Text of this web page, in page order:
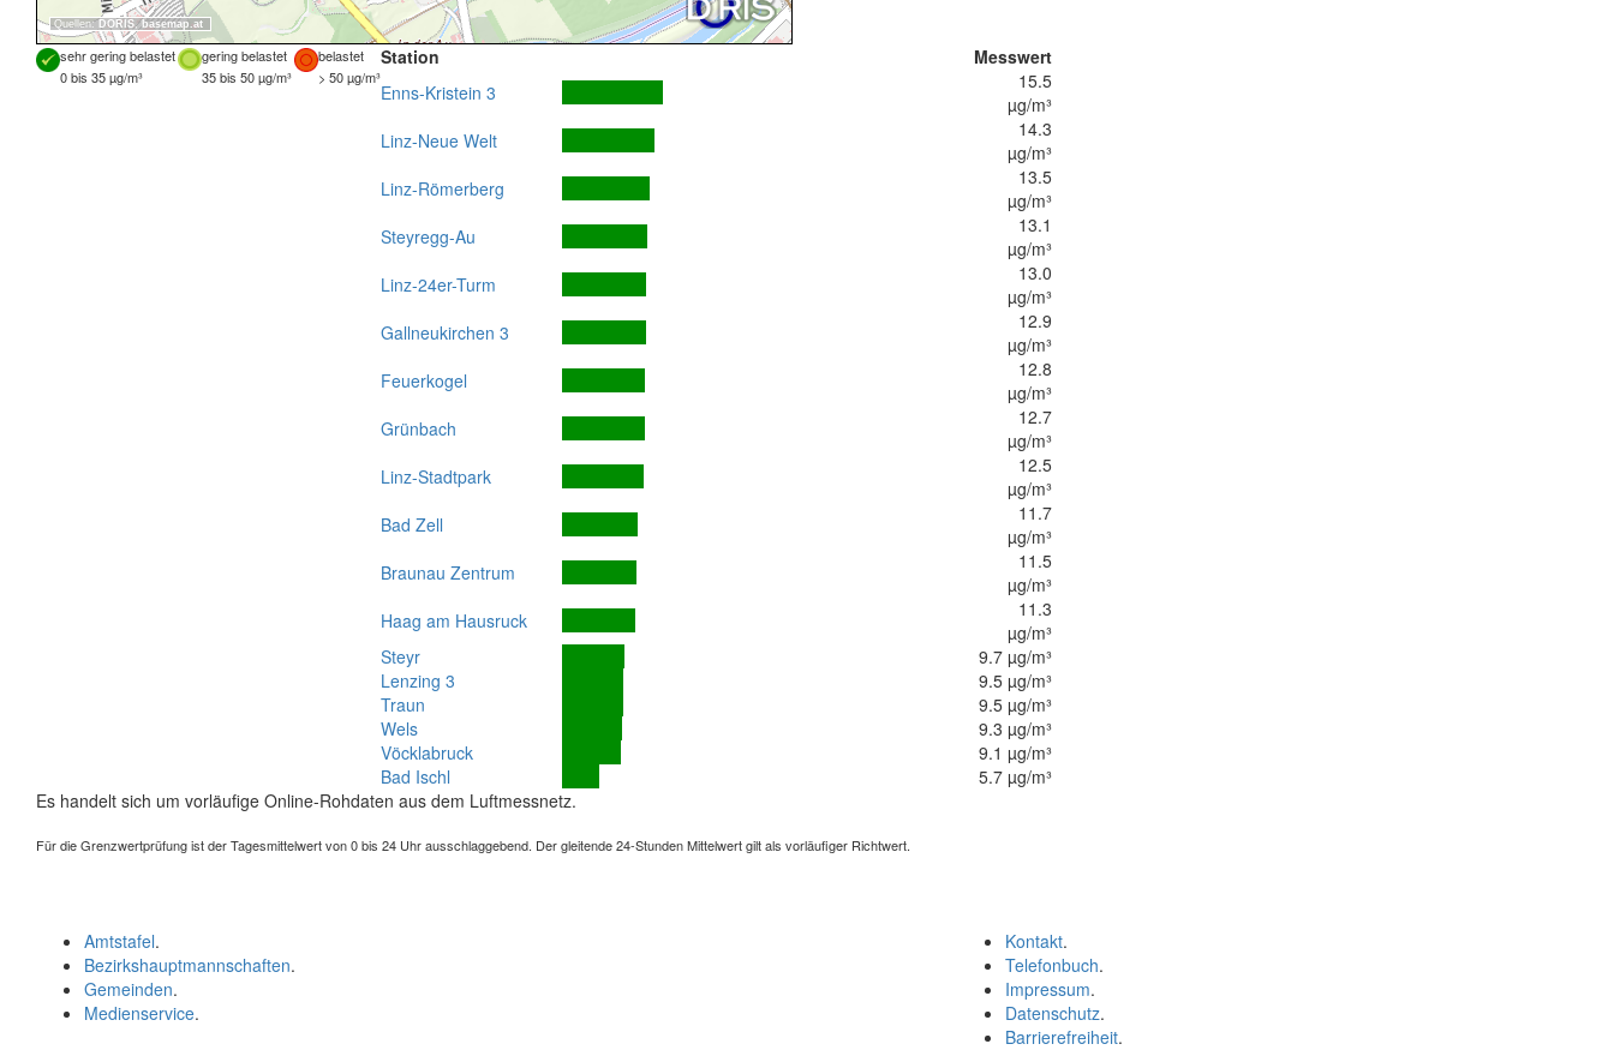
Quellen: DORIS, basemap.at
sehr gering belastet gering belastet
belastet
0 bis 35 µg/m³
35 bis 50 µg/m³ > 50 µg/m³
Station
Messwert
Enns-Kristein 3
15.5
µg/m³
Linz-Neue Welt
14.3
µg/m³
Linz-Römerberg
13.5
µg/m³
Steyregg-Au
13.1
µg/m³
Linz-24er-Turm
13.0
µg/m³
Gallneukirchen 3
12.9
µg/m³
Feuerkogel
12.8
µg/m³
Grünbach
12.7
µg/m³
Linz-Stadtpark
12.5
µg/m³
Bad Zell
11.7
µg/m³
Braunau Zentrum
11.5
µg/m³
Haag am Hausruck
11.3
µg/m³
Steyr
9.7 µg/m³
Lenzing 3
9.5 µg/m³
Traun
9.5 µg/m³
Wels
9.3 µg/m³
Vöcklabruck
9.1 µg/m³
Bad Ischl
5.7 µg/m³
Es handelt sich um vorläufige Online-Rohdaten aus dem Luftmessnetz.
Für die Grenzwertprüfung ist der Tagesmittelwert von 0 bis 24 Uhr ausschlaggebend. Der gleitende 24-Stunden Mittelwert gilt als vorläufiger Richtwert.
Kontakt.
Telefonbuch.
Impressum.
Datenschutz.
Barrierefreiheit.
Amtstafel.
Bezirkshauptmannschaften.
Gemeinden.
Medienservice.